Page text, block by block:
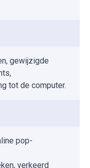
gewijzigde
tot de computer.
pop-
verkeerd